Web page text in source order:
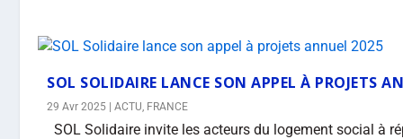
SOL SOLIDAIRE LANCE SON APPEL À PROJETS
29 Avr 2025 |ACTU, FRANCE
SOL Solidaire invite les acteurs du logement social à